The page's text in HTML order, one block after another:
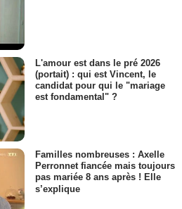
L'amour est dans le pré 2026
(portait) : qui est Vincent, le
candidat pour qui le "mariage
est fondamental" ?
Familles nombreuses : Axelle
Perronnet fiancée mais toujours
pas mariée 8 ans après ! Elle
s’explique